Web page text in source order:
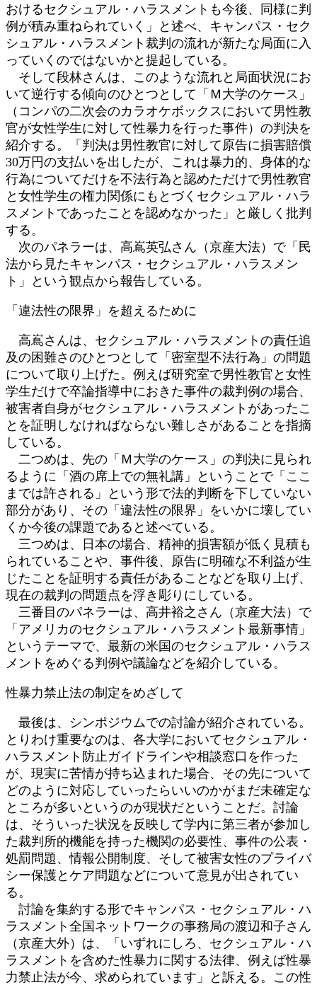
おけるセクシュアル・ハラスメントも今後、同様に判
例が積み重ねられていく」と述べ、キャンパス・セク
シュアル・ハラスメント裁判の流れが新たな局面に入
っていくのではないかと提起している。
そして段林さんは、このような流れと局面状況にお
いて逆行する傾向のひとつとして「Ｍ大学のケース」
（コンパの二次会のカラオケボックスにおいて男性教
官が女性学生に対して性暴力を行った事件）の判決を
紹介する。「判決は男性教官に対して原告に損害賠償
30万円の支払いを出したが、これは暴力的、身体的な
行為についてだけを不法行為と認めただけで男性教官
と女性学生の権力関係にもとづくセクシュアル・ハラ
スメントであったことを認めなかった」と厳しく批判
する。
次のパネラーは、高嶌英弘さん（京産大法）で「民
法から見たキャンパス・セクシュアル・ハラスメン
ト」という観点から報告している。
「違法性の限界」を超えるために
高嶌さんは、セクシュアル・ハラスメントの責任追
及の困難さのひとつとして「密室型不法行為」の問題
について取り上げた。例えば研究室で男性教官と女性
学生だけで卒論指導中におきた事件の裁判例の場合、
被害者自身がセクシュアル・ハラスメントがあったこ
とを証明しなければならない難しさがあることを指摘
している。
二つめは、先の「Ｍ大学のケース」の判決に見られ
るように「酒の席上での無礼講」ということで「ここ
までは許される」という形で法的判断を下していない
部分があり、その「違法性の限界」をいかに壊してい
くか今後の課題であると述べている。
三つめは、日本の場合、精神的損害額が低く見積も
られていることや、事件後、原告に明確な不利益が生
じたことを証明する責任があることなどを取り上げ、
現在の裁判の問題点を浮き彫りにしている。
三番目のパネラーは、高井裕之さん（京産大法）で
「アメリカのセクシュアル・ハラスメント最新事情」
というテーマで、最新の米国のセクシュアル・ハラス
メントをめぐる判例や議論などを紹介している。
性暴力禁止法の制定をめざして
最後は、シンポジウムでの討論が紹介されている。
とりわけ重要なのは、各大学においてセクシュアル・
ハラスメント防止ガイドラインや相談窓口を作った
が、現実に苦情が持ち込まれた場合、その先について
どのように対応していったらいいのかがまだ未確定な
ところが多いというのが現状だということだ。討論
は、そういった状況を反映して学内に第三者が参加し
た裁判所的機能を持った機関の必要性、事件の公表・
処罰問題、情報公開制度、そして被害女性のプライバ
シー保護とケア問題などについて意見が出されてい
る。
討論を集約する形でキャンパス・セクシュアル・ハ
ラスメント全国ネットワークの事務局の渡辺和子さん
（京産大外）は、「いずれにしろ、セクシュアル・ハ
ラスメントを含めた性暴力に関する法律、例えば性暴
力禁止法が今、求められています」と訴える。この性